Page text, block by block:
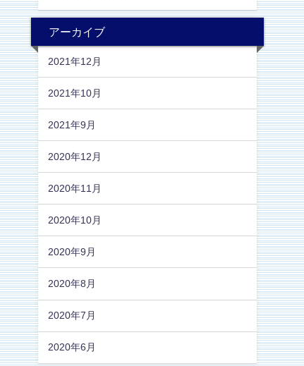
アーカイブ
2021年12月
2021年10月
2021年9月
2020年12月
2020年11月
2020年10月
2020年9月
2020年8月
2020年7月
2020年6月